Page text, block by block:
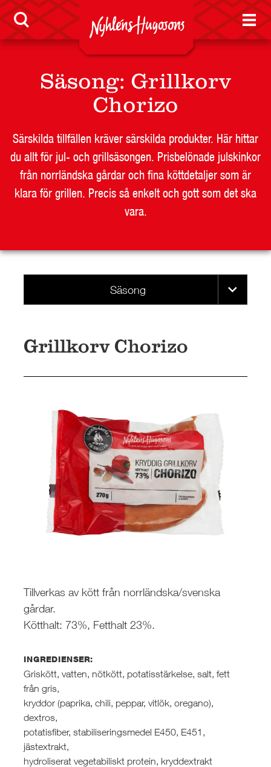
SKOLA
JOBB
PRESS
KONTAKT
Säsong: Grillkorv
Chorizo
Särskilda tillfällen kräver särskilda produkter. Här hittar
du allt för jul- och grillsäsongen. Prisbelönade julskinkor
från norrländska gårdar och fina köttdetaljer som är
klara för grillen. Precis så enkelt och gott som det ska
vara.
Säsong
Grillkorv Chorizo
Tillverkas av kött från norrländska/svenska
gårdar.
Kötthalt: 73%, Fetthalt 23%.
INGREDIENSER:
Griskött, vatten, nötkött, potatisstärkelse, salt, fett
från gris,
kryddor (paprika, chili, peppar, vitlök, oregano),
dextros,
potatisfiber, stabiliseringsmedel E450, E451,
jästextrakt,
hydroliserat vegetabiliskt protein, kryddextrakt